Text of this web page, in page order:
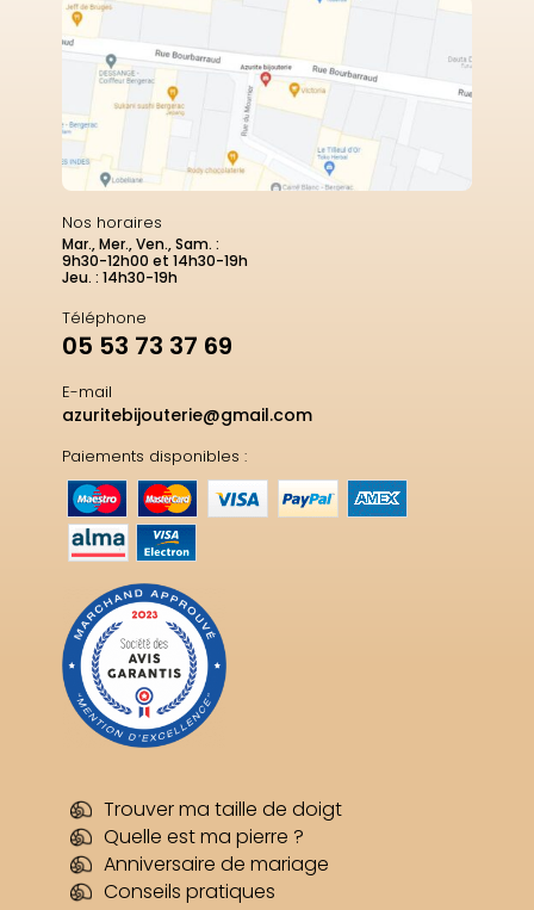
Nos horaires
Mar., Mer., Ven., Sam. :
9h30-12h00 et 14h30-19h
Jeu. : 14h30-19h
Téléphone
05 53 73 37 69
E-mail
azuritebijouterie@gmail.com
Paiements disponibles :
Trouver ma taille de doigt
Quelle est ma pierre ?
Anniversaire de mariage
Conseils pratiques